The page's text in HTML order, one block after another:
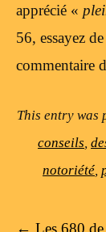
apprécié «
56, essayez
commentaire
This entry was
conseils,
notoriété,
Post
← Les 680